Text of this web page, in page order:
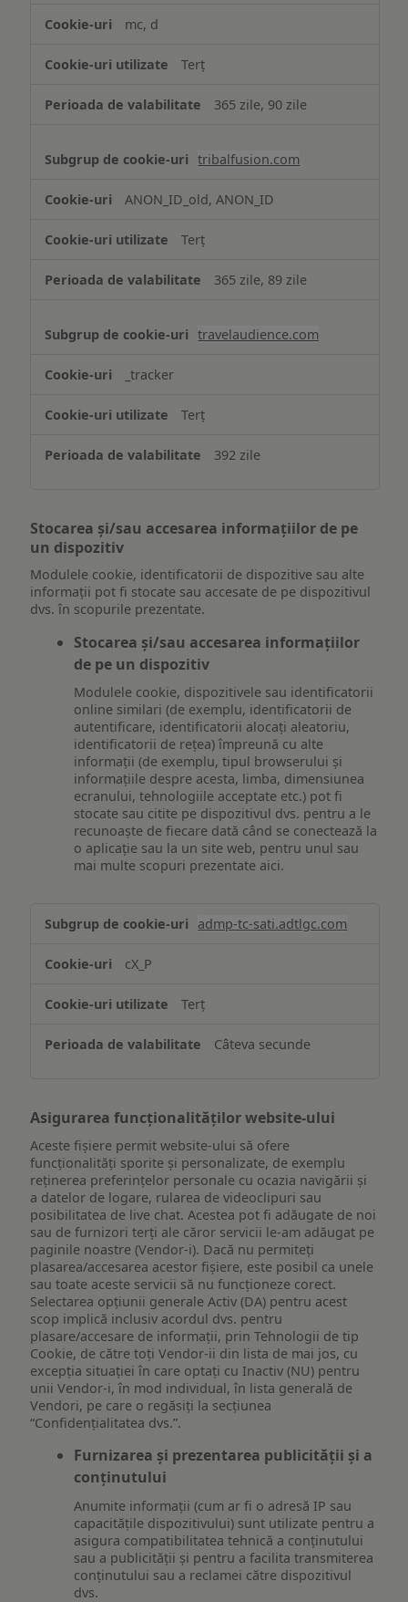
mc, d
Terț
365 zile, 90 zile
tribalfusion.com
ANON_ID_old, ANON_ID
Terț
365 zile, 89 zile
travelaudience.com
_tracker
Terț
392 zile
Stocarea și/sau accesarea informațiilor de pe
un dispozitiv
Modulele cookie, identificatorii de dispozitive sau alte
informații pot fi stocate sau accesate de pe dispozitivul
dvs. în scopurile prezentate.
Stocarea și/sau accesarea informațiilor
de pe un dispozitiv
Modulele cookie, dispozitivele sau identificatorii
online similari (de exemplu, identificatorii de
autentificare, identificatorii alocați aleatoriu,
identificatorii de rețea) împreună cu alte
informații (de exemplu, tipul browserului și
informațiile despre acesta, limba, dimensiunea
ecranului, tehnologiile acceptate etc.) pot fi
stocate sau citite pe dispozitivul dvs. pentru a le
recunoaște de fiecare dată când se conectează la
o aplicație sau la un site web, pentru unul sau
mai multe scopuri prezentate aici.
și/sau
informațiilor
pe
dispozitiv
admp-tc-sati.adtlgc.com
cX_P
Terț
Câteva secunde
Asigurarea funcționalităților website-ului
Aceste fișiere permit website-ului să ofere
funcționalități sporite și personalizate, de exemplu
reţinerea preferinţelor personale cu ocazia navigării și
a datelor de logare, rularea de videoclipuri sau
posibilitatea de live chat. Acestea pot fi adăugate de noi
sau de furnizori terți ale căror servicii le-am adăugat pe
paginile noastre (Vendor-i). Dacă nu permiteți
plasarea/accesarea acestor fișiere, este posibil ca unele
sau toate aceste servicii să nu funcționeze corect.
Selectarea opțiunii generale Activ (DA) pentru acest
scop implică inclusiv acordul dvs. pentru
plasare/accesare de informații, prin Tehnologii de tip
Cookie, de către toți Vendor-ii din lista de mai jos, cu
excepția situației în care optați cu Inactiv (NU) pentru
unii Vendor-i, în mod individual, în lista generală de
Vendori, pe care o regăsiți la secțiunea
“Confidențialitatea dvs.”.
Furnizarea și prezentarea publicității și a
conținutului
Anumite informații (cum ar fi o adresă IP sau
capacitățile dispozitivului) sunt utilizate pentru a
asigura compatibilitatea tehnică a conținutului
sau a publicității și pentru a facilita transmiterea
conținutului sau a reclamei către dispozitivul
dvs.